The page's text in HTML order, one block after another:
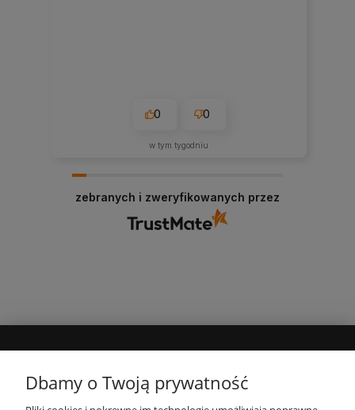
0 0
w tym tygodniu
zebranych i zweryfikowanych przez
Dbamy o Twoją prywatność